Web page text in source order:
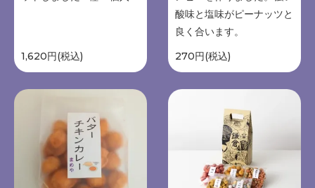
1,620円(税込)
酸味と塩味がピーナッツと
良く合います。
270円(税込)